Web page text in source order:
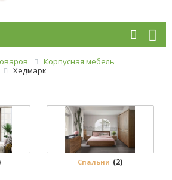
Корпусная мебель
Хедмарк
Спальни (2)